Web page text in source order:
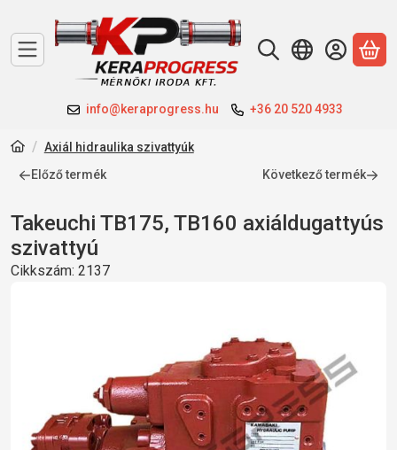
info@keraprogress.hu +36 20 520 4933
A
Axiál hidraulika szivattyúk
Előző termék
Következő termék
Takeuchi TB175, TB160 axiáldugattyús
szivattyú
Cikkszám: 2137